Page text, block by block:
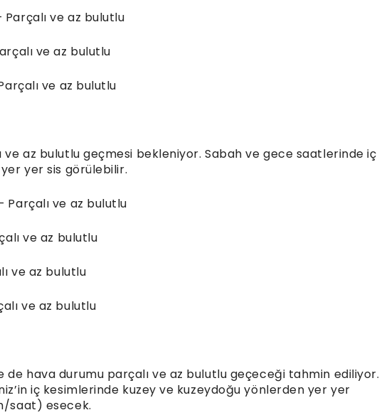
Parçalı ve az bulutlu
ve az bulutlu
Parçalı ve az bulutlu
ve az bulutlu geçmesi bekleniyor. Sabah ve gece saatlerinde iç
yer sis görülebilir.
Parçalı ve az bulutlu
ve az bulutlu
ve az bulutlu
ve az bulutlu
de hava durumu parçalı ve az bulutlu geçeceği tahmin ediliyor.
iç kesimlerinde kuzey ve kuzeydoğu yönlerden yer yer
saat) esecek.